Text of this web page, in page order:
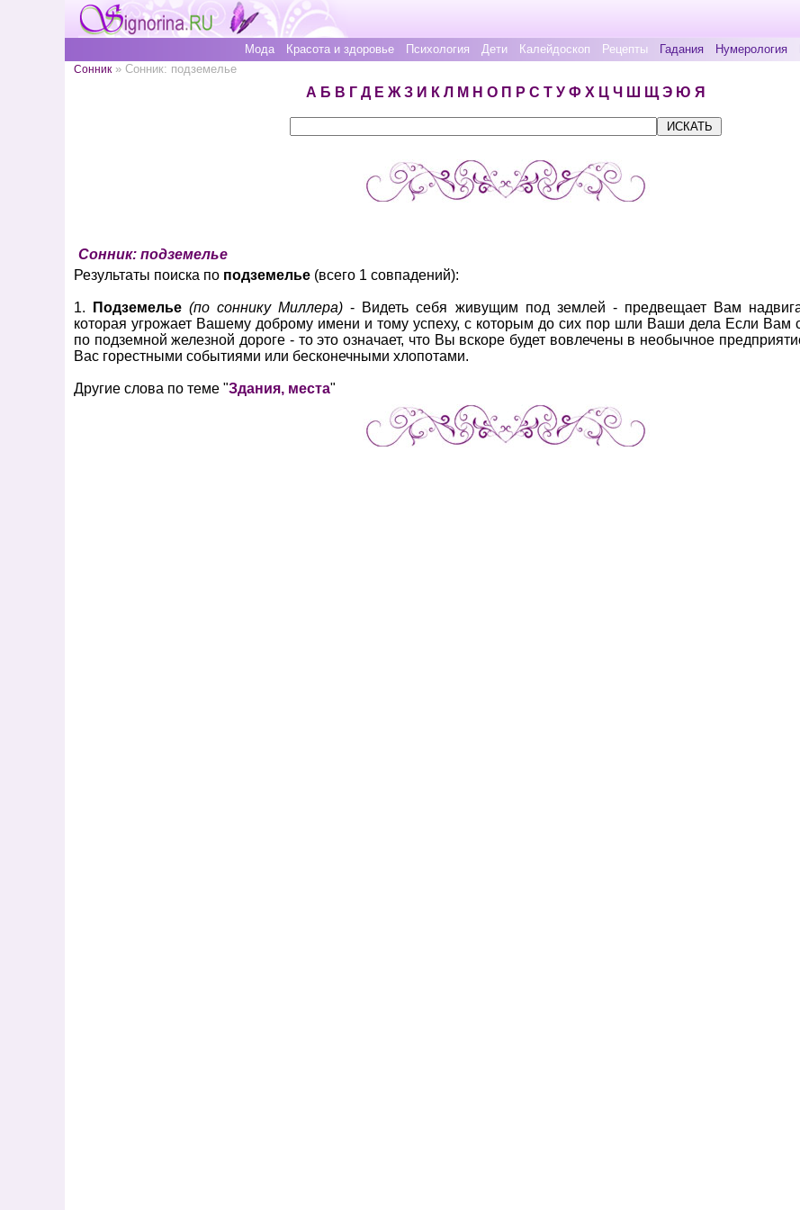
Мода Красота и здоровье Психология Дети Калейдоскоп Рецепты Гадания Нумерология
Сонник » Сонник: подземелье
А Б В Г Д Е Ж З И К Л М Н О П Р С Т У Ф Х Ц Ч Ш Щ Э Ю Я
Сонник: подземелье
Результаты поиска по подземелье (всего 1 совпадений):
1. Подземелье(по соннику Миллера) - Видеть себя живущим под землей - предвещает Вам
которая угрожает Вашему доброму имени и тому успеху, с которым до сих пор шли Ваши дела Если Вам
по подземной железной дороге - то это означает, что Вы вскоре будет вовлечены в необычное
Вас горестными событиями или бесконечными хлопотами.
Другие слова по теме "Здания, места"